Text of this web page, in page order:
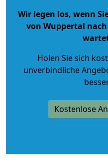
Wir legen los, wenn
von Wuppertal
Holen Sie sich
unverbindliche
Kostenlose